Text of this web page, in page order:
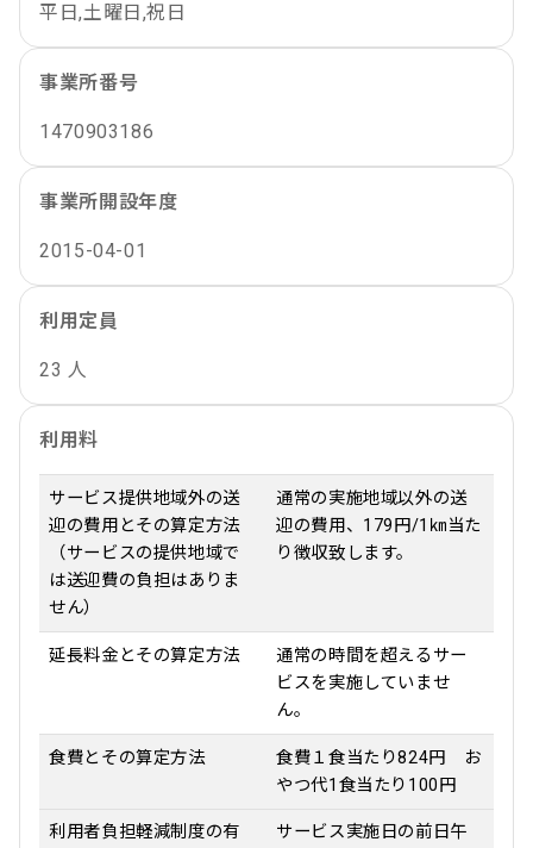
平日,土曜日,祝日
事業所番号
1470903186
事業所開設年度
2015-04-01
利用定員
23 人
利用料
サービス提供地域外の送
迎の費用とその算定方法
（サービスの提供地域で
は送迎費の負担はありま
せん）
通常の実施地域以外の送
迎の費用、179円/1㎞当た
り徴収致します。
延長料金とその算定方法
通常の時間を超えるサー
ビスを実施していませ
ん。
食費とその算定方法
食費１食当たり824円 お
やつ代1食当たり100円
利用者負担軽減制度の有
サービス実施日の前日午